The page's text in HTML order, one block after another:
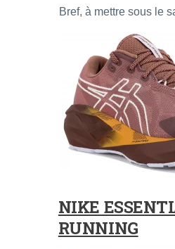
Bref, à mettre sous le
NIKE
RUNNING